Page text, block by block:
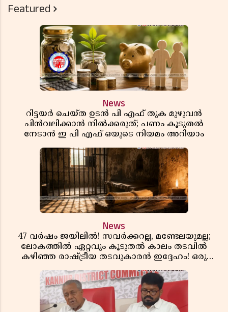
Featured
News
റിട്ടയർ ചെയ്ത ഉടൻ പി എഫ് തുക മുഴുവൻ
പിൻവലിക്കാൻ നിൽക്കരുത്; പണം കൂടുതൽ
നേടാൻ ഇ പി എഫ് ഒയുടെ നിയമം അറിയാം
News
47 വർഷം ജയിലിൽ! സവർക്കറല്ല, മണ്ടേലയുമല്ല;
ലോകത്തിൽ ഏറ്റവും കൂടുതൽ കാലം തടവിൽ
കഴിഞ്ഞ രാഷ്ട്രീയ തടവുകാരൻ ഇദ്ദേഹം! ഒരു